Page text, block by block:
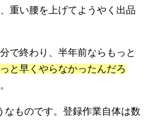
重い腰を上げてようやく出品
で終わり、半年前ならもっと
と早くやらなかったんだろ
なものです。登録作業自体は数